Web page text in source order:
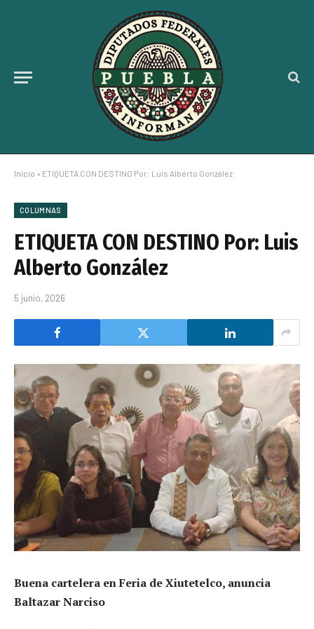
Inicio » ETIQUETA CON DESTINO Por: Luis Alberto González
COLUMNAS
ETIQUETA CON DESTINO Por: Luis
Alberto González
5 junio, 2026
Buena cartelera en Feria de Xiutetelco, anuncia
Baltazar Narciso